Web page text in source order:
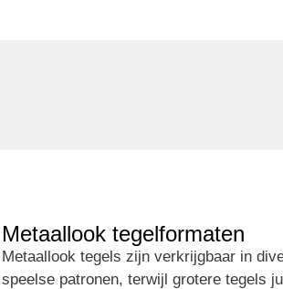
Metaallook tegelformaten
Metaallook tegels zijn verkrijgbaar in
speelse patronen, terwijl grotere tegels